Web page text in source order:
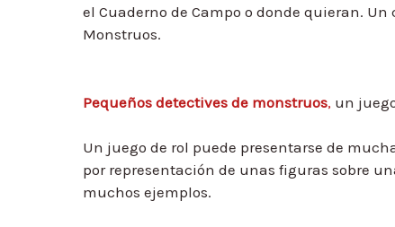
el Cuaderno de Campo o donde quieran.
Monstruos.
Pequeños detectives de monstruos, un
Un juego de rol puede presentarse de
por representación de unas figuras sobre
muchos ejemplos.